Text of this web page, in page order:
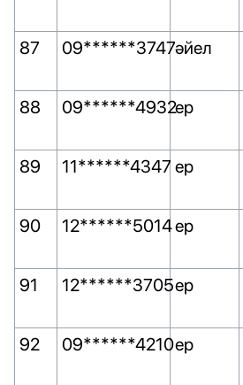
87
09******3747әйел
88
09******4932ер
89
11******4347 ер
90
12******5014ер
91
12******3705ер
92
09******4210ер